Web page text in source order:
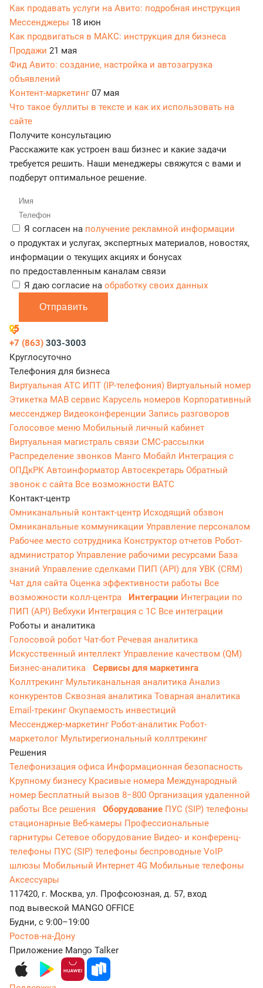
Как продавать услуги на Авито: подробная инструкция
Мессенджеры 18 июн
Как продвигаться в МАКС: инструкция для бизнеса
Продажи 21 мая
Фид Авито: создание, настройка и автозагрузка
объявлений
Контент-маркетинг07 мая
Что такое буллиты в тексте и как их использовать на
сайте
Получите консультацию
Расскажите как устроен ваш бизнес и какие задачи
требуется решить. Наши менеджеры свяжутся с вами и
подберут оптимальное решение.
Я согласен на получение рекламной информации
о продуктах и услугах, экспертных материалов, новостях,
информации о текущих акциях и бонусах
по предоставленным каналам связи
Я даю согласие на обработку своих данных
Отправить
+7 (863) 303-3003
Круглосуточно
Телефония для бизнеса
Виртуальная АТС ИПТ (IP-телефония) Виртуальный номер
Этикетка МАВ сервис Карусель номеров Корпоративный
мессенджер Видеоконференции Запись разговоров
Голосовое меню Мобильный личный кабинет
Виртуальная магистраль связи СМС-рассылки
Распределение звонков Манго Мобайл Интеграция с
ОПДкРК Автоинформатор Автосекретарь Обратный
звонок с сайта Все возможности ВАТС
Контакт-центр
Омниканальный контакт-центр Исходящий обзвон
Омниканальные коммуникации Управление персоналом
Рабочее место сотрудника Конструктор отчетов Робот-
администратор Управление рабочими ресурсами База
знаний Управление сделками ПИП (API) для УВК (CRM)
Чат для сайта Оценка эффективности работы Все
возможности колл-центра
Интеграции Интеграции по
ПИП (API) Вебхуки Интеграция с 1С Все интеграции
Роботы и аналитика
Голосовой робот Чат-бот Речевая аналитика
Искусственный интеллект Управление качеством (QM)
Бизнес-аналитика
Сервисы для маркетинга
Коллтрекинг Мультиканальная аналитика Анализ
конкурентов Сквозная аналитика Товарная аналитика
Email-трекингОкупаемость инвестиций
Мессенджер‑маркетинг Робот-аналитик Робот-
маркетолог Мультирегиональный коллтрекинг
Решения
Телефонизация офиса Информационная безопасность
Крупному бизнесу Красивые номера Международный
номер Бесплатный вызов 8−800 Организация удаленной
работы Все решения Оборудование ПУС (SIP) телефоны
стационарные Веб-камеры Профессиональные
гарнитуры Сетевое оборудование Видео- и конференц-
телефоны ПУС (SIP) телефоны беспроводные VoIP
шлюзы Мобильный Интернет 4G Мобильные телефоны
Аксессуары
117420, г. Москва, ул. Профсоюзная, д. 57, вход
под вывеской MANGO OFFICE
Будни, с 9:00–19:00
Ростов-на-Дону
Приложение Mango Talker